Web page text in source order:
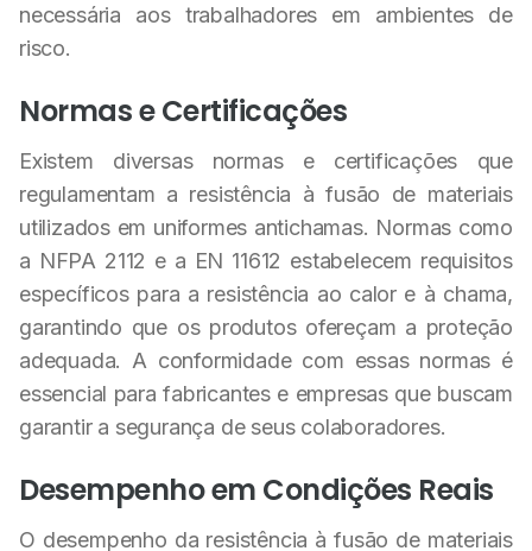
necessária aos trabalhadores em ambientes de
risco.
Normas e Certificações
Existem diversas normas e certificações que
regulamentam a resistência à fusão de materiais
utilizados em uniformes antichamas. Normas como
a NFPA 2112 e a EN 11612 estabelecem requisitos
específicos para a resistência ao calor e à chama,
garantindo que os produtos ofereçam a proteção
adequada. A conformidade com essas normas é
essencial para fabricantes e empresas que buscam
garantir a segurança de seus colaboradores.
Desempenho em Condições Reais
O desempenho da resistência à fusão de materiais